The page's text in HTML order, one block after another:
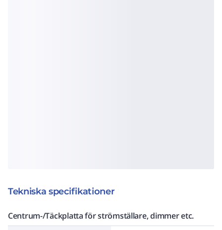
Tekniska specifikationer
Centrum-/Täckplatta för strömställare, dimmer etc.